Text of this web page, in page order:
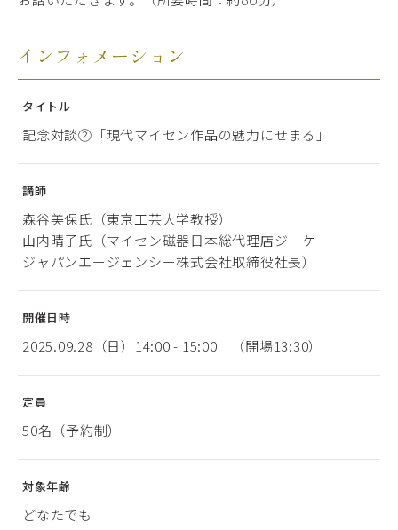
インフォメーション
タイトル
記念対談②「現代マイセン作品の魅力にせまる」
講師
森谷美保氏（東京工芸大学教授）
山内晴子氏（マイセン磁器日本総代理店ジーケー
ジャパンエージェンシー株式会社取締役社長）
開催日時
2025.09.28（日）14:00 - 15:00 （開場13:30）
定員
50名（予約制）
対象年齢
どなたでも